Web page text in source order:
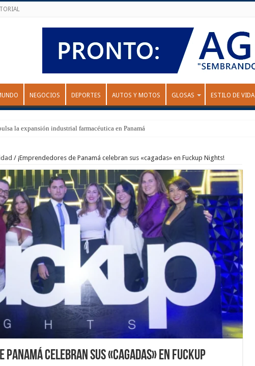
NEGOCIOS DEPORTES AUTOS Y MOTOS GLOSAS ESTILO DE VIDA
la expansión industrial farmacéutica en Panamá
/ ¡Emprendedores de Panamá celebran sus «cagadas» en Fuckup Nights!
Panamá celebran sus «cagadas» en Fuckup